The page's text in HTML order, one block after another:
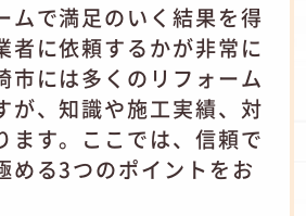
ムで満足のいく結果を得
者に依頼するかが非常に
市には多くのリフォーム
が、知識や施工実績、対
ます。ここでは、信頼で
める3つのポイントをお